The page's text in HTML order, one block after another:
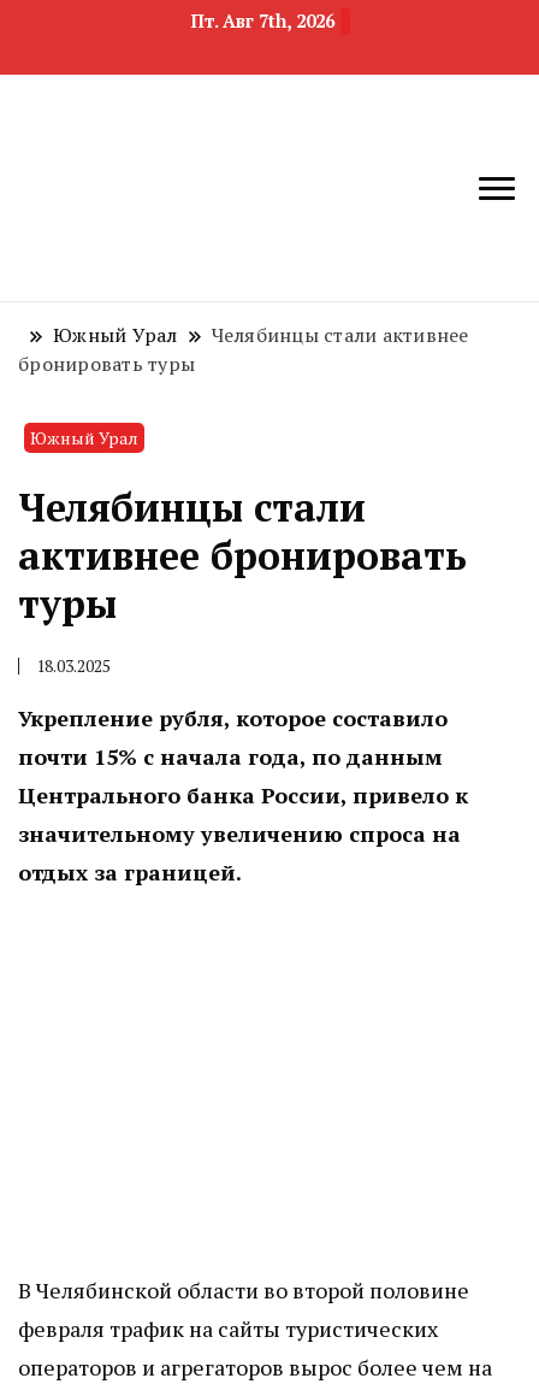
Пт. Авг 7th, 2026
область
Южный Урал
Челябинцы стали активнее
бронировать туры
Южный Урал
Челябинцы стали
активнее бронировать
туры
18.03.2025
Укрепление рубля, которое составило
почти 15% с начала года, по данным
Центрального банка России, привело к
значительному увеличению спроса на
отдых за границей.
В Челябинской области во второй половине
февраля трафик на сайты туристических
операторов и агрегаторов вырос более чем на